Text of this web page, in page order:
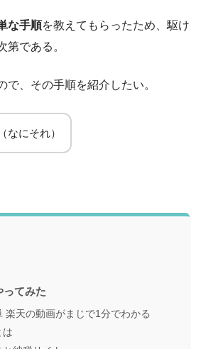
な手順を教えてもらったため、駆け
第である。
で、その手順を紹介したい。
なにそれ）
ってみた
楽天の動画がまじで1分でわかる
は